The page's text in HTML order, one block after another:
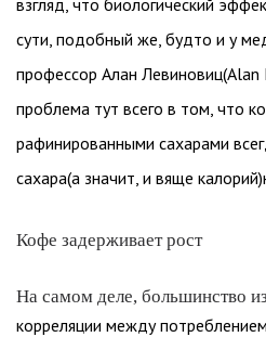
взгляд, что биологический
сути, подобный же, будто и у
профессор Алан Левиновиц(Alan
проблема тут всего в том, что
рафинированными сахарами
сахара(а значит, и вяще
Кофе задерживает рост
На самом деле, большинство
корреляции между